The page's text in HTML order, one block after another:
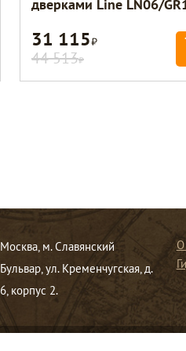
дверками Line LN06/
31 115Р
44 513Р
Москва, м. Славянский
Бульвар, ул. Кременчугская, д.
6, корпус 2.
О